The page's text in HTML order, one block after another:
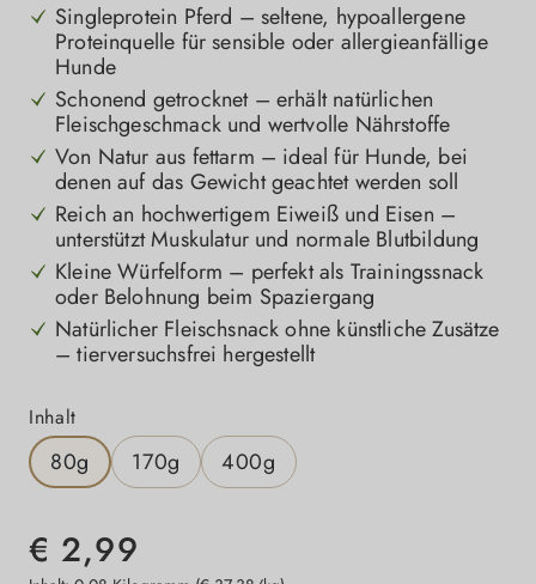
Singleprotein Pferd – seltene, hypoallergene
Proteinquelle für sensible oder allergieanfällige
Hunde
Schonend getrocknet – erhält natürlichen
Fleischgeschmack und wertvolle Nährstoffe
Von Natur aus fettarm – ideal für Hunde, bei
denen auf das Gewicht geachtet werden soll
Reich an hochwertigem Eiweiß und Eisen –
unterstützt Muskulatur und normale Blutbildung
Kleine Würfelform – perfekt als Trainingssnack
oder Belohnung beim Spaziergang
Natürlicher Fleischsnack ohne künstliche Zusätze
– tierversuchsfrei hergestellt
Inhaltauswählen
80g 170g 400g
€ 2,99